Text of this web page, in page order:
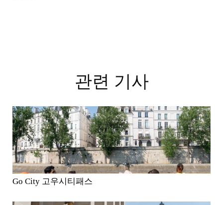
관련 기사
Go City 고우시티패스